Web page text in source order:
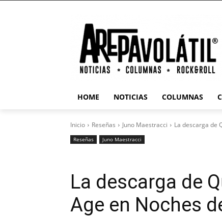
HOME NOTICIAS COLUMNAS
Inicio Reseñas Juno Maestracci La descarga de
Reseñas Juno Maestracci
La descarga de
Age en Noches